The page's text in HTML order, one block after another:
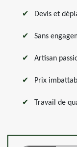
Devis et
Sans
Artisan
Prix
Travail de